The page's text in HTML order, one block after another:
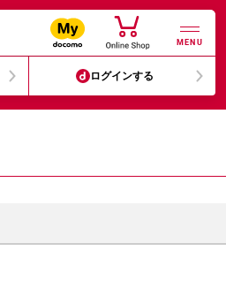
MENU
ログインする